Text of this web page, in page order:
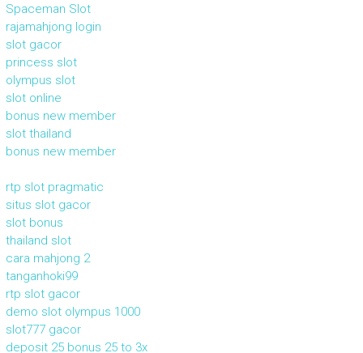
Spaceman Slot
rajamahjong login
slot gacor
princess slot
olympus slot
slot online
bonus new member
slot thailand
bonus new member
rtp slot pragmatic
situs slot gacor
slot bonus
thailand slot
cara mahjong 2
tanganhoki99
rtp slot gacor
demo slot olympus 1000
slot777 gacor
deposit 25 bonus 25 to 3x